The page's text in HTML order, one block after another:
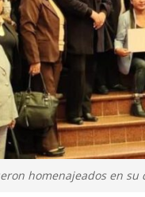
homenajeados en su